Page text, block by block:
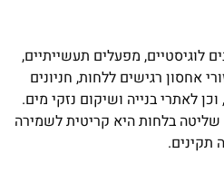
לוגיסטיים, מפעלים תעשייתיים,
אחסון רגישים ללחות, חניונים
לאתרי בנייה ושיקום נזקי מים.
בלחות היא קריטית לשמירה
תקינים.